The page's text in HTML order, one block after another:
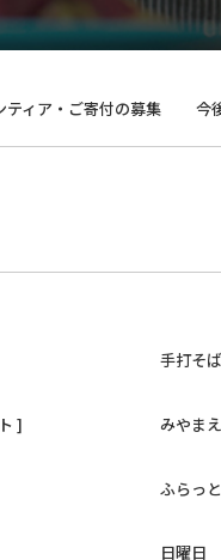
ティア・ご寄付の募集 今
手打そ
] みやま
ふらっ
日曜日